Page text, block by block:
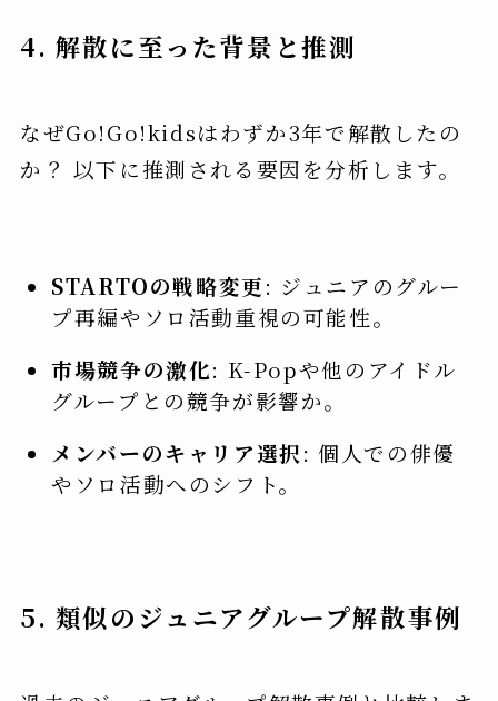
4. 解散に至った背景と推測
なぜGo!Go!kidsはわずか3年で解散したの
か？ 以下に推測される要因を分析します。
STARTOの戦略変更: ジュニアのグルー
プ再編やソロ活動重視の可能性。
市場競争の激化: K-Popや他のアイドル
グループとの競争が影響か。
メンバーのキャリア選択: 個人での俳優
やソロ活動へのシフト。
5. 類似のジュニアグループ解散事例